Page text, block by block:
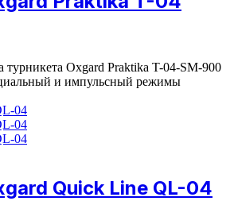
турникета Oxgard Praktika T-04-SM-900
и импульсный режимы
Quick Line QL-04